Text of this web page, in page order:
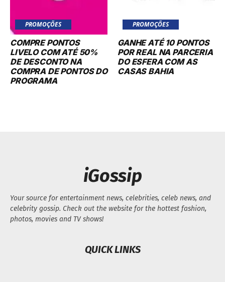
PROMOÇÕES
COMPRE PONTOS
LIVELO COM ATÉ 50%
DE DESCONTO NA
COMPRA DE PONTOS DO
PROGRAMA
PROMOÇÕES
GANHE ATÉ 10 PONTOS
POR REAL NA PARCERIA
DO ESFERA COM AS
CASAS BAHIA
iGossip
Your source for entertainment news, celebrities, celeb news, and
celebrity gossip. Check out the website for the hottest fashion,
photos, movies and TV shows!
QUICK LINKS